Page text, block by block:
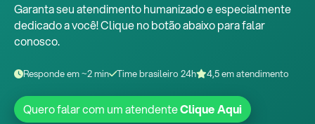
Garanta seu atendimento humanizado e especialmente
dedicado a você! Clique no botão abaixo para falar
conosco.
Responde em ~2 min Time brasileiro 24h 4,5 em atendimento
Quero falar com um atendenteClique Aqui